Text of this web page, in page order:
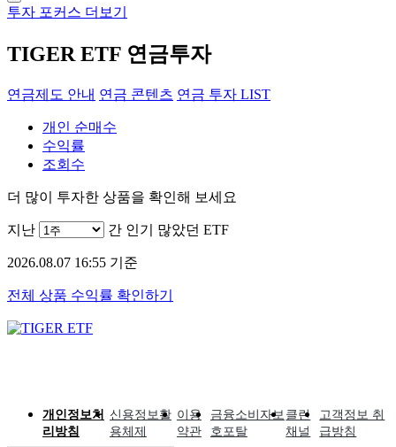
투자 포커스 더보기
TIGER ETF 연금투자
연금제도 안내 연금 콘텐츠 연금 투자 LIST
개인 순매수
수익률
조회수
더 많이 투자한 상품을 확인해 보세요
지난 간 인기 많았던 ETF
2026.08.07 16:55 기준
전체 상품 수익률 확인하기
개인정보처
리방침
신용정보활
용체제
이용
약관
금융소비자보
호포탈
클린
채널
고객정보 취
급방침